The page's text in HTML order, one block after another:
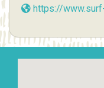
https://